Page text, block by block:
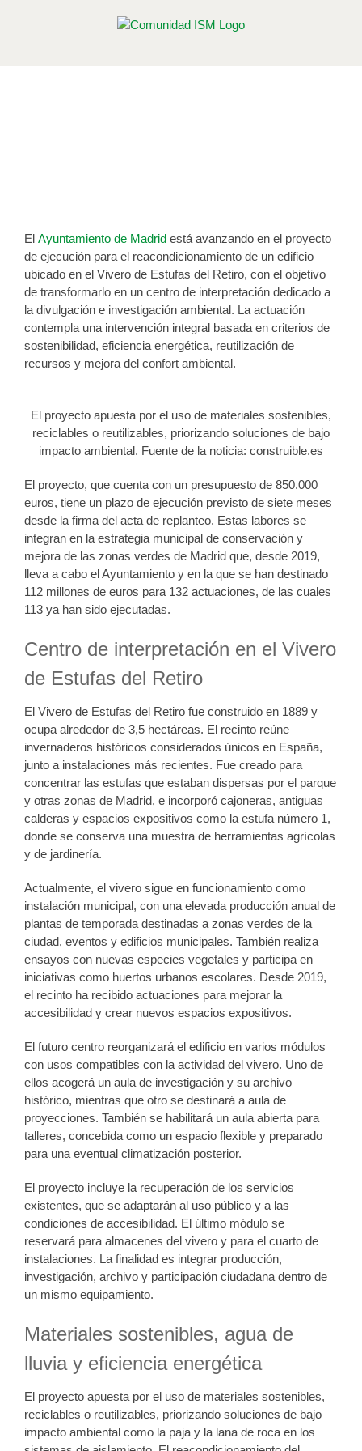
El Ayuntamiento de Madrid está avanzando en el proyecto
de ejecución para el reacondicionamiento de un edificio
ubicado en el Vivero de Estufas del Retiro, con el objetivo
de transformarlo en un centro de interpretación dedicado a
la divulgación e investigación ambiental. La actuación
contempla una intervención integral basada en criterios de
sostenibilidad, eficiencia energética, reutilización de
recursos y mejora del confort ambiental.
El proyecto apuesta por el uso de materiales sostenibles,
reciclables o reutilizables, priorizando soluciones de bajo
impacto ambiental. Fuente de la noticia: construible.es
El proyecto, que cuenta con un presupuesto de 850.000
euros, tiene un plazo de ejecución previsto de siete meses
desde la firma del acta de replanteo. Estas labores se
integran en la estrategia municipal de conservación y
mejora de las zonas verdes de Madrid que, desde 2019,
lleva a cabo el Ayuntamiento y en la que se han destinado
112 millones de euros para 132 actuaciones, de las cuales
113 ya han sido ejecutadas.
Centro de interpretación en el Vivero
de Estufas del Retiro
El Vivero de Estufas del Retiro fue construido en 1889 y
ocupa alrededor de 3,5 hectáreas. El recinto reúne
invernaderos históricos considerados únicos en España,
junto a instalaciones más recientes. Fue creado para
concentrar las estufas que estaban dispersas por el parque
y otras zonas de Madrid, e incorporó cajoneras, antiguas
calderas y espacios expositivos como la estufa número 1,
donde se conserva una muestra de herramientas agrícolas
y de jardinería.
Actualmente, el vivero sigue en funcionamiento como
instalación municipal, con una elevada producción anual de
plantas de temporada destinadas a zonas verdes de la
ciudad, eventos y edificios municipales. También realiza
ensayos con nuevas especies vegetales y participa en
iniciativas como huertos urbanos escolares. Desde 2019,
el recinto ha recibido actuaciones para mejorar la
accesibilidad y crear nuevos espacios expositivos.
El futuro centro reorganizará el edificio en varios módulos
con usos compatibles con la actividad del vivero. Uno de
ellos acogerá un aula de investigación y su archivo
histórico, mientras que otro se destinará a aula de
proyecciones. También se habilitará un aula abierta para
talleres, concebida como un espacio flexible y preparado
para una eventual climatización posterior.
El proyecto incluye la recuperación de los servicios
existentes, que se adaptarán al uso público y a las
condiciones de accesibilidad. El último módulo se
reservará para almacenes del vivero y para el cuarto de
instalaciones. La finalidad es integrar producción,
investigación, archivo y participación ciudadana dentro de
un mismo equipamiento.
Materiales sostenibles, agua de
lluvia y eficiencia energética
El proyecto apuesta por el uso de materiales sostenibles,
reciclables o reutilizables, priorizando soluciones de bajo
impacto ambiental como la paja y la lana de roca en los